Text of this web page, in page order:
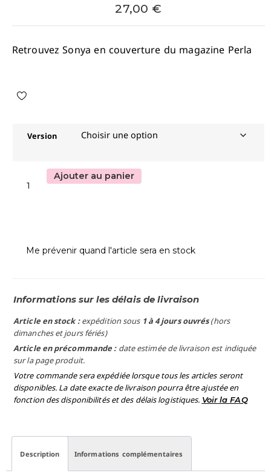
27,00 €
Retrouvez Sonya en couverture du magazine Perla
Version
Ajouter au panier
Me prévenir quand l'article sera en stock
Informations sur les délais de livraison
Article en stock :expédition sous 1 à 4 jours ouvrés(hors
dimanches et jours fériés)
Article en précommande : date estimée de livraison est indiquée
sur la page produit.
Votre commande sera expédiée lorsque tous les articles seront
disponibles. La date exacte de livraison pourra être ajustée en
fonction des disponibilités et des délais logistiques. Voir la FAQ
Description Informations complémentaires